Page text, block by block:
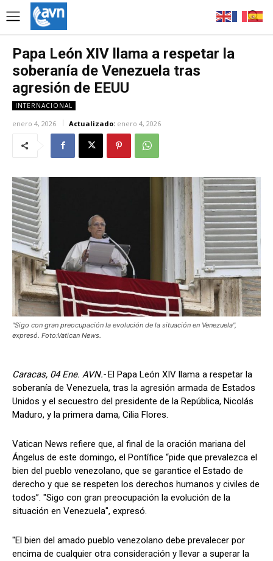
Papa León XIV llama a respetar la
soberanía de Venezuela tras
agresión de EEUU
INTERNACIONAL
enero 4, 2026 Actualizado: enero 4, 2026
"Sigo con gran preocupación la evolución de la situación en Venezuela",
expresó. Foto:Vatican News.
Caracas, 04 Ene. AVN.- El Papa León XIV llama a respetar la
soberanía de Venezuela, tras la agresión armada de Estados
Unidos y el secuestro del presidente de la República, Nicolás
Maduro, y la primera dama, Cilia Flores.
Vatican News refiere que, al final de la oración mariana del
Ángelus de este domingo, el Pontífice “pide que prevalezca el
bien del pueblo venezolano, que se garantice el Estado de
derecho y que se respeten los derechos humanos y civiles de
todos”. "Sigo con gran preocupación la evolución de la
situación en Venezuela", expresó.
"El bien del amado pueblo venezolano debe prevalecer por
encima de cualquier otra consideración y llevar a superar la